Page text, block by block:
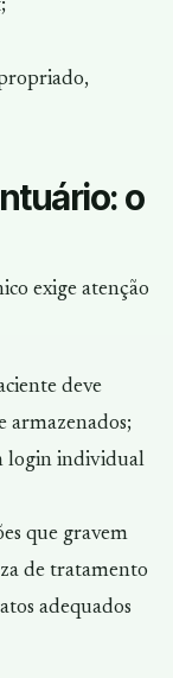
o
exige atenção
deve
armazenados;
login individual
que gravem
de tratamento
adequados